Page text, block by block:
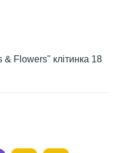
Flowers" клітинка 18